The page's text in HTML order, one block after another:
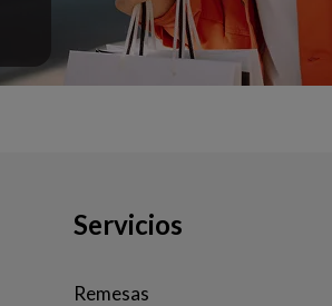
Servicios
Remesas